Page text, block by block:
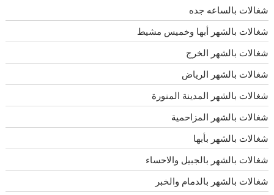
شغالات بالساعه جده
شغالات بالشهر أبها وخميس مشيط
شغالات بالشهر الخرج
شغالات بالشهر الرياض
شغالات بالشهر المدينة المنورة
شغالات بالشهر المزاحمية
شغالات بالشهر بأبها
شغالات بالشهر بالجبيل والاحساء
شغالات بالشهر بالدمام والخبر